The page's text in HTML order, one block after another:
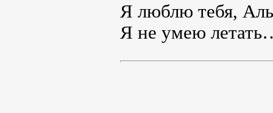
Я люблю тебя,
Я не умею